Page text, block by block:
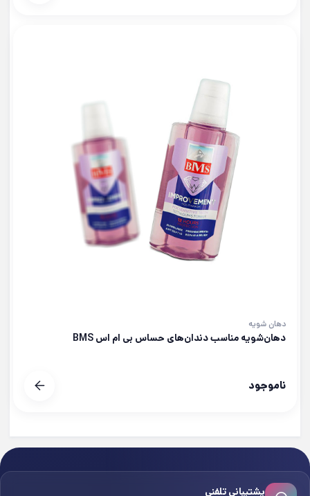
دهان شویه
دهان‌شویه مناسب دندان‌های حساس بی ام اس BMS
ناموجود
پشتیبانی تلفنی